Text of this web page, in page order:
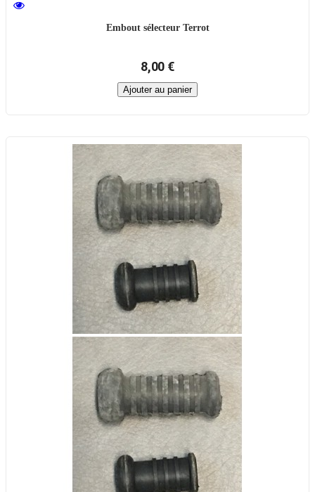
Embout sélecteur Terrot
8,00 €
Ajouter au panier